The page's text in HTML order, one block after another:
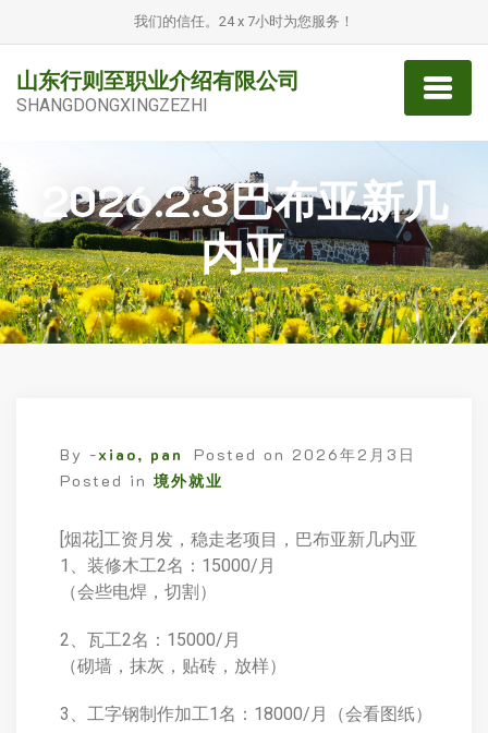
我们的信任。24 x 7小时为您服务！
山东行则至职业介绍有限公司
SHANGDONGXINGZEZHI
2026.2.3巴布亚新几
内亚
By -xiao, pan Posted on 2026年2月3日
Posted in 境外就业
[烟花]工资月发，稳走老项目，巴布亚新几内亚
1、装修木工2名：15000/月
（会些电焊，切割）
2、瓦工2名：15000/月
（砌墙，抹灰，贴砖，放样）
3、工字钢制作加工1名：18000/月（会看图纸）